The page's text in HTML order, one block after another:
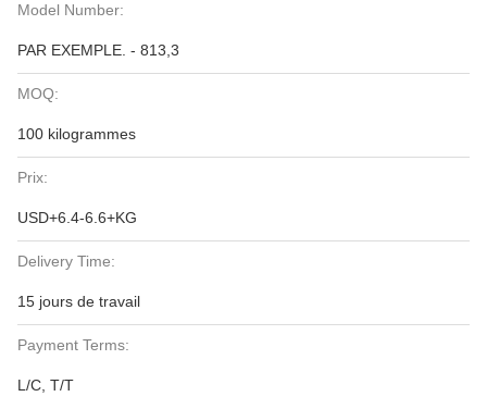
Model Number:
PAR EXEMPLE. - 813,3
MOQ:
100 kilogrammes
Prix:
USD+6.4-6.6+KG
Delivery Time:
15 jours de travail
Payment Terms:
L/C, T/T